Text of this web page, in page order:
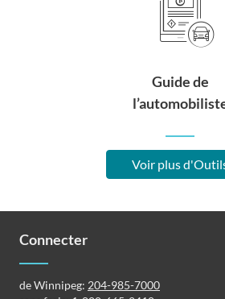
Guide de
Voir plus
Connecter
de Winnipeg: 204-985-7000